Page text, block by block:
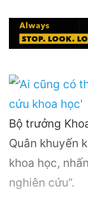
Bộ trưởng
Quân khuyến
khoa học,
nghiên cứu”.